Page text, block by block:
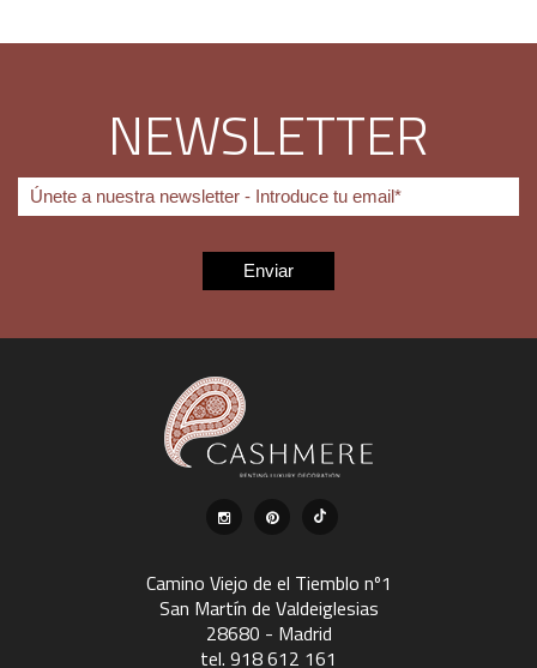
NEWSLETTER
Camino Viejo de el Tiemblo nº1
San Martín de Valdeiglesias
28680 - Madrid
tel. 918 612 161